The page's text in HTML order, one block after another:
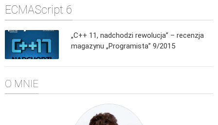
Metody numeryczne
Algorytmy wyszukiwania
Inne
ECMAScript 6
„C++ 11, nadchodzi rewolucja” – recenzja
magazynu „Programista” 9/2015
O MNIE